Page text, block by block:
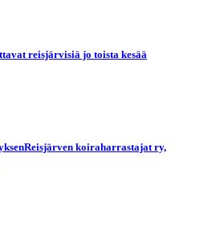
reisjärvisiä jo toista kesää
koiraharrastajat ry,